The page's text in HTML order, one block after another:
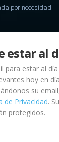
por necesidad
de alimentos
estar al
para estar al
hoy en
su
de Privacidad.
protegidos.